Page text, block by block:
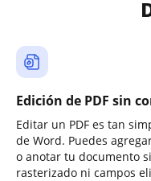
Edición de PDF sin
Editar un PDF es tan
de Word. Puedes
o anotar tu documento
rasterizado ni campos